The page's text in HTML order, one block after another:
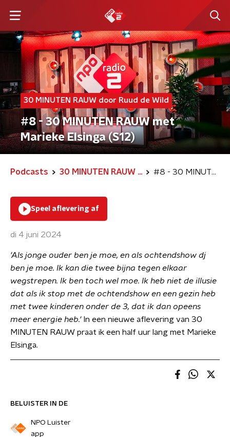
30 MINUTEN RAUW door Ruud de Wild
#8 - 30 MINUTEN RAUW met
Marieke Elsinga (S12)
Podcasts 30 MINUTEN RAUW ... #8 - 30 MINUTEN RAUW met Marieke Elsinga (S12)
BELUISTER IN DE
NPO Luister
app
Speel aflevering af
di 4 juni 2024
'Als jonge ouder ben je moe, en als ochtendshow dj
ben je moe. Ik kan die twee bijna tegen elkaar
wegstrepen. Ik ben toch wel moe. Ik heb niet de illusie
dat als ik stop met de ochtendshow en een gezin heb
met twee kinderen onder de 3, dat ik dan opeens
meer energie heb.'In een nieuwe aflevering van 30
MINUTEN RAUW praat ik een half uur lang met Marieke
Elsinga.